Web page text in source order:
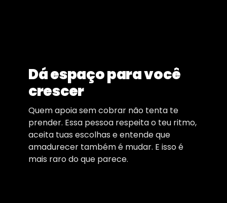
Dá espaço para você
crescer
Quem apoia sem cobrar não tenta te
prender. Essa pessoa respeita o teu ritmo,
aceita tuas escolhas e entende que
amadurecer também é mudar. E isso é
mais raro do que parece.